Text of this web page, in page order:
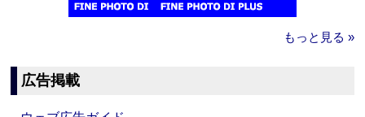
もっと見る »
広告掲載